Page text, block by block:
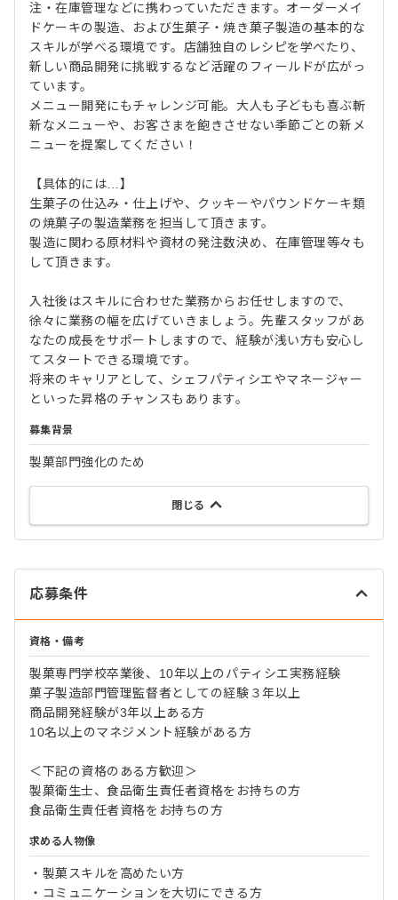
注・在庫管理などに携わっていただきます。オーダーメイ
ドケーキの製造、および生菓子・焼き菓子製造の基本的な
スキルが学べる環境です。店舗独自のレシピを学べたり、
新しい商品開発に挑戦するなど活躍のフィールドが広がっ
ています。
メニュー開発にもチャレンジ可能。大人も子どもも喜ぶ斬
新なメニューや、お客さまを飽きさせない季節ごとの新メ
ニューを提案してください！
【具体的には…】
生菓子の仕込み・仕上げや、クッキーやパウンドケーキ類
の焼菓子の製造業務を担当して頂きます。
製造に関わる原材料や資材の発注数決め、在庫管理等々も
して頂きます。
入社後はスキルに合わせた業務からお任せしますので、
徐々に業務の幅を広げていきましょう。先輩スタッフがあ
なたの成長をサポートしますので、経験が浅い方も安心し
てスタートできる環境です。
将来のキャリアとして、シェフパティシエやマネージャー
といった昇格のチャンスもあります。
募集背景
製菓部門強化のため
閉じる
応募条件
資格・備考
製菓専門学校卒業後、10年以上のパティシエ実務経験
菓子製造部門管理監督者としての経験３年以上
商品開発経験が3年以上ある方
10名以上のマネジメント経験がある方
＜下記の資格のある方歓迎＞
製菓衛生士、食品衛生責任者資格をお持ちの方
食品衛生責任者資格をお持ちの方
求める人物像
・製菓スキルを高めたい方
・コミュニケーションを大切にできる方